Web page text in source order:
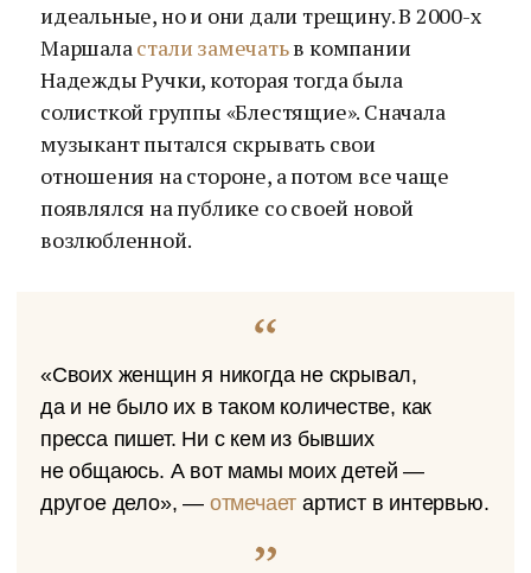
идеальные, но и они дали трещину. В 2000-х
Маршаластали замечатьв компании
Надежды Ручки, которая тогда была
солисткой группы «Блестящие». Сначала
музыкант пытался скрывать свои
отношения на стороне, а потом все чаще
появлялся на публике со своей новой
возлюбленной.
«Своих женщин я никогда не скрывал,
да и не было их в таком количестве, как
пресса пишет. Ни с кем из бывших
не общаюсь. А вот мамы моих детей —
другое дело», — отмечает артист в интервью.